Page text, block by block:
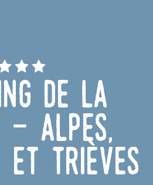
de la
- Alpes,
et Trièves